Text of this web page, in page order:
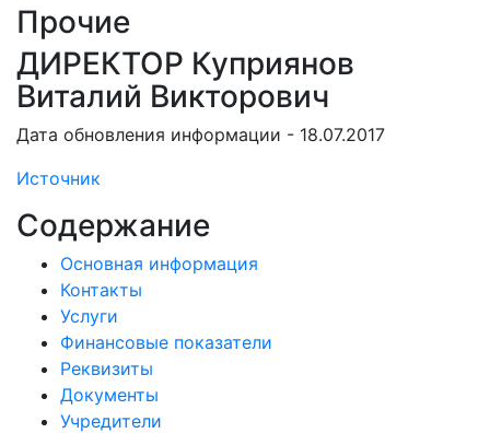
Прочие
ДИРЕКТОР Куприянов
Виталий Викторович
Дата обновления информации - 18.07.2017
Источник
Содержание
Основная информация
Контакты
Услуги
Финансовые показатели
Реквизиты
Документы
Учредители